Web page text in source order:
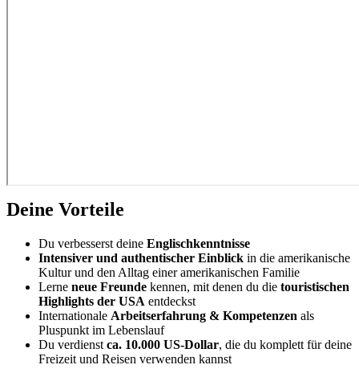
Deine Vorteile
Du verbesserst deine Englischkenntnisse
Intensiver und authentischer Einblick in die amerikanische
Kultur und den Alltag einer amerikanischen Familie
Lerne neue Freunde kennen, mit denen du die touristischen
Highlights der USA entdeckst
Internationale Arbeitserfahrung & Kompetenzen als
Pluspunkt im Lebenslauf
Du verdienst ca. 10.000 US-Dollar, die du komplett für deine
Freizeit und Reisen verwenden kannst